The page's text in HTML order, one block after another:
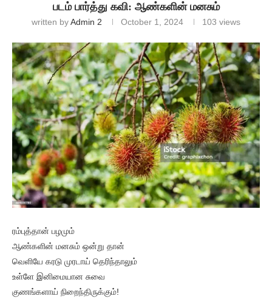
படம் பார்த்து கவி: ஆண்களின் மனசும்
written byAdmin 2 October 1, 2024 103 views
ரம்புத்தான் பழமும்
ஆண்களின் மனசும் ஒன்று தான்
வெளியே கரடு முரடாய் தெரிந்தாலும்
உள்ளே இனிமையான சுவை
குணங்களாய் நிறைந்திருக்கும்!